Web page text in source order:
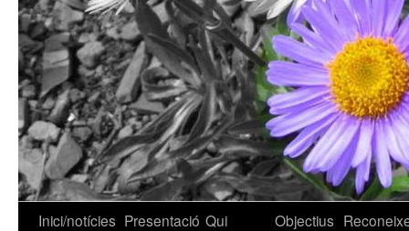
Inici/notícies Presentació Qui
Objectius